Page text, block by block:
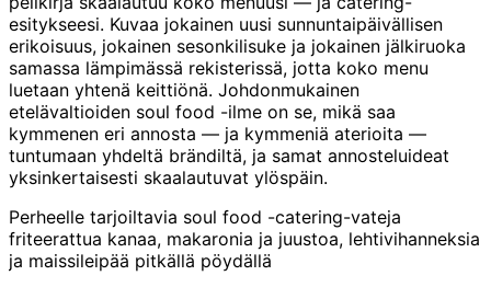
esitykseesi. Kuvaa jokainen uusi sunnuntaipäivällisen
erikoisuus, jokainen sesonkilisuke ja jokainen jälkiruoka
samassa lämpimässä rekisterissä, jotta koko menu
luetaan yhtenä keittiönä. Johdonmukainen
etelävaltioiden soul food -ilme on se, mikä saa
kymmenen eri annosta — ja kymmeniä aterioita —
tuntumaan yhdeltä brändiltä, ja samat annosteluideat
yksinkertaisesti skaalautuvat ylöspäin.
Perheelle tarjoiltavia soul food -catering-vateja
friteerattua kanaa, makaronia ja juustoa, lehtivihanneksia
ja maissileipää pitkällä pöydällä